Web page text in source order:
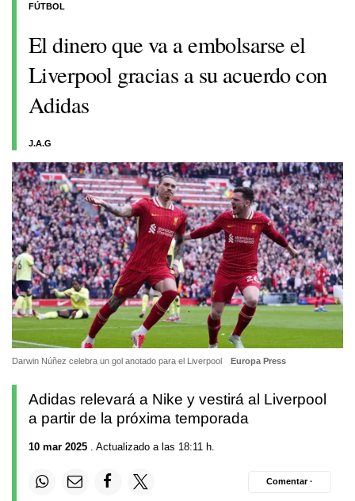
El dinero que va a embolsarse el
Liverpool gracias a su acuerdo con
Adidas
J.A.G
FÚTBOL
Darwin Núñez celebra un gol anotado para el Liverpool Europa Press
Adidas relevará a Nike y vestirá al Liverpool
a partir de la próxima temporada
10 mar 2025 . Actualizado a las 18:11 h.
Comentar ·